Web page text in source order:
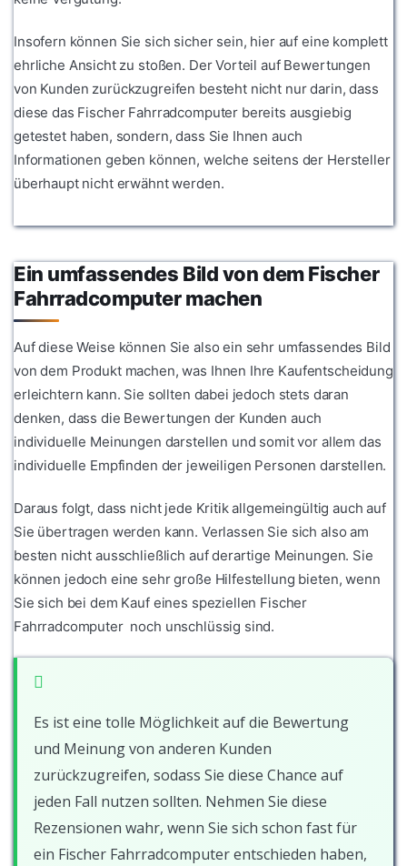
Insofern können Sie sich sicher sein, hier auf eine komplett
ehrliche Ansicht zu stoßen. Der Vorteil auf Bewertungen
von Kunden zurückzugreifen besteht nicht nur darin, dass
diese das Fischer Fahrradcomputer bereits ausgiebig
getestet haben, sondern, dass Sie Ihnen auch
Informationen geben können, welche seitens der Hersteller
überhaupt nicht erwähnt werden.
Ein umfassendes Bild von dem Fischer
Fahrradcomputer machen
Auf diese Weise können Sie also ein sehr umfassendes Bild
von dem Produkt machen, was Ihnen Ihre Kaufentscheidung
erleichtern kann. Sie sollten dabei jedoch stets daran
denken, dass die Bewertungen der Kunden auch
individuelle Meinungen darstellen und somit vor allem das
individuelle Empfinden der jeweiligen Personen darstellen.
Daraus folgt, dass nicht jede Kritik allgemeingültig auch auf
Sie übertragen werden kann. Verlassen Sie sich also am
besten nicht ausschließlich auf derartige Meinungen. Sie
können jedoch eine sehr große Hilfestellung bieten, wenn
Sie sich bei dem Kauf eines speziellen Fischer
Fahrradcomputer noch unschlüssig sind.
Es ist eine tolle Möglichkeit auf die Bewertung
und Meinung von anderen Kunden
zurückzugreifen, sodass Sie diese Chance auf
jeden Fall nutzen sollten. Nehmen Sie diese
Rezensionen wahr, wenn Sie sich schon fast für
ein Fischer Fahrradcomputer entschieden haben,